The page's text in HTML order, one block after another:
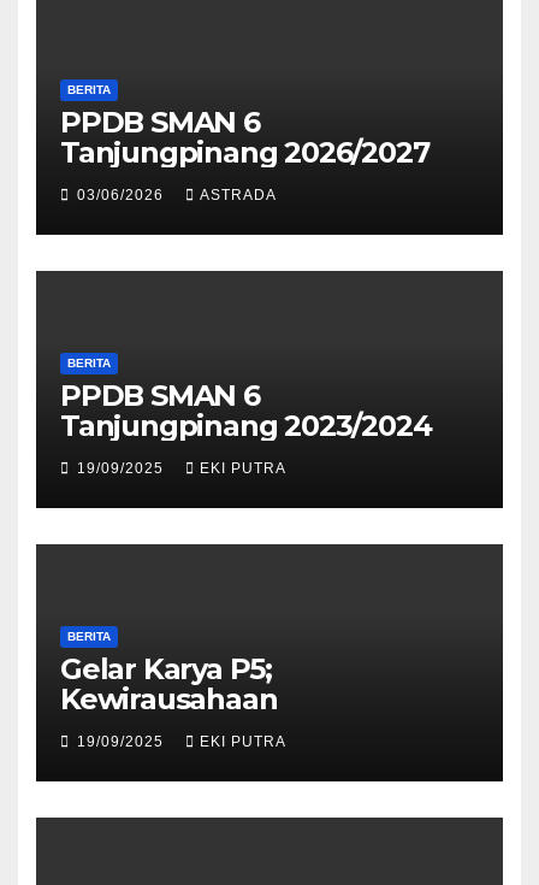
BERITA
PPDB SMAN 6
Tanjungpinang 2026/2027
03/06/2026 ASTRADA
BERITA
PPDB SMAN 6
Tanjungpinang 2023/2024
19/09/2025 EKI PUTRA
BERITA
Gelar Karya P5;
Kewirausahaan
19/09/2025 EKI PUTRA